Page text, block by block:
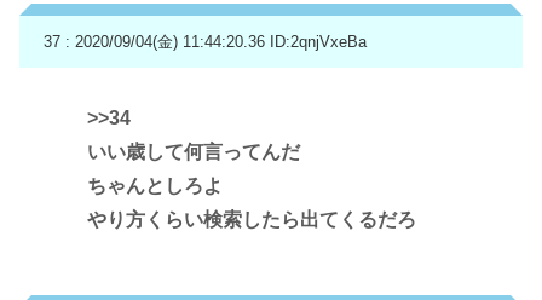
37 : 2020/09/04(金) 11:44:20.36 ID:2qnjVxeBa
>>34
いい歳して何言ってんだ
ちゃんとしろよ
やり方くらい検索したら出てくるだろ